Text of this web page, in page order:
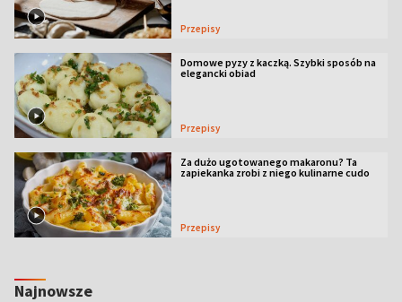
Przepisy
Domowe pyzy z kaczką. Szybki sposób na
elegancki obiad
Przepisy
Za dużo ugotowanego makaronu? Ta
zapiekanka zrobi z niego kulinarne cudo
Przepisy
Najnowsze